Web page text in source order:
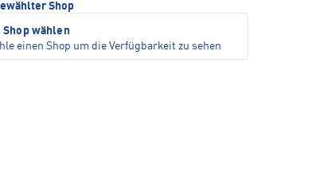
Shop
Shop wählen
einen Shop um die Verfügbarkeit zu sehen